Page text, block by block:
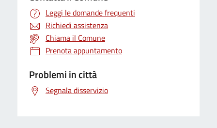
Leggi le domande frequenti
Richiedi assistenza
Chiama il Comune
Prenota appuntamento
Problemi in città
Segnala disservizio